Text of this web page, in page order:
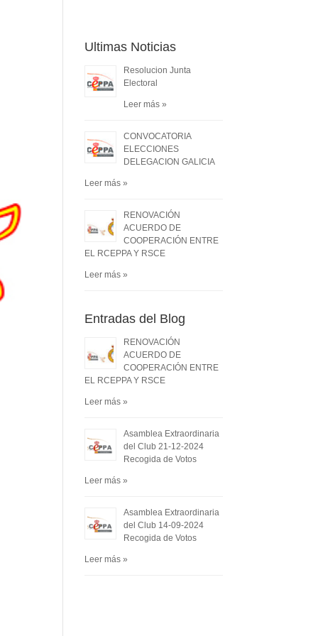
Ultimas Noticias
Resolucion Junta
Electoral
Leer más »
CONVOCATORIA
ELECCIONES
DELEGACION GALICIA
Leer más »
RENOVACIÓN
ACUERDO DE
COOPERACIÓN ENTRE
EL RCEPPA Y RSCE
Leer más »
Entradas del Blog
RENOVACIÓN
ACUERDO DE
COOPERACIÓN ENTRE
EL RCEPPA Y RSCE
Leer más »
Asamblea Extraordinaria
del Club 21-12-2024
Recogida de Votos
Leer más »
Asamblea Extraordinaria
del Club 14-09-2024
Recogida de Votos
Leer más »